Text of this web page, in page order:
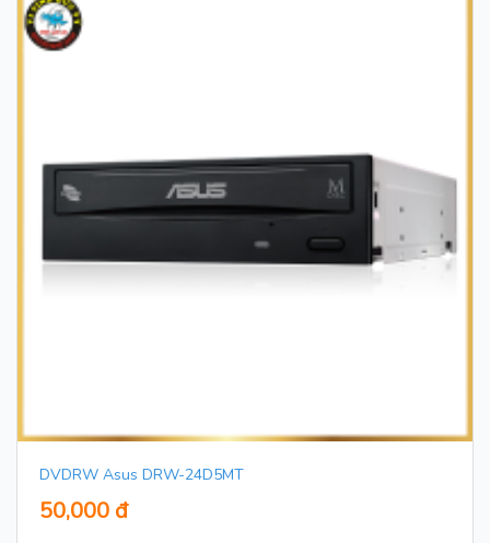
DVDRW Asus DRW-24D5MT
50,000 đ